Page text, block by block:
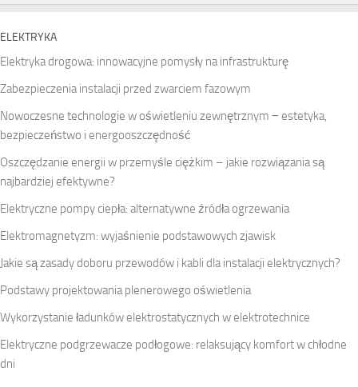
ELEKTRYKA
Elektryka drogowa: innowacyjne pomysły na infrastrukturę
Zabezpieczenia instalacji przed zwarciem fazowym
Nowoczesne technologie w oświetleniu zewnętrznym − estetyka,
bezpieczeństwo i energooszczędność
Oszczędzanie energii w przemyśle ciężkim – jakie rozwiązania są
najbardziej efektywne?
Elektryczne pompy ciepła: alternatywne źródła ogrzewania
Elektromagnetyzm: wyjaśnienie podstawowych zjawisk
Jakie są zasady doboru przewodów i kabli dla instalacji elektrycznych?
Podstawy projektowania plenerowego oświetlenia
Wykorzystanie ładunków elektrostatycznych w elektrotechnice
Elektryczne podgrzewacze podłogowe: relaksujący komfort w chłodne
dni